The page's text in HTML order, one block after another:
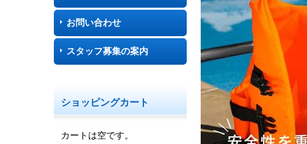
お問い合わせ
スタッフ募集の案内
ショッピングカート
カートは空です。